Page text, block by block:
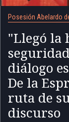
Posesión Abelardo
"Llegó la
diálogo
De la
ruta de
discurso